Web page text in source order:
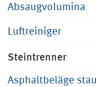
Absaugvolumina
Luftreiniger
Steintrenner
Asphaltbeläge